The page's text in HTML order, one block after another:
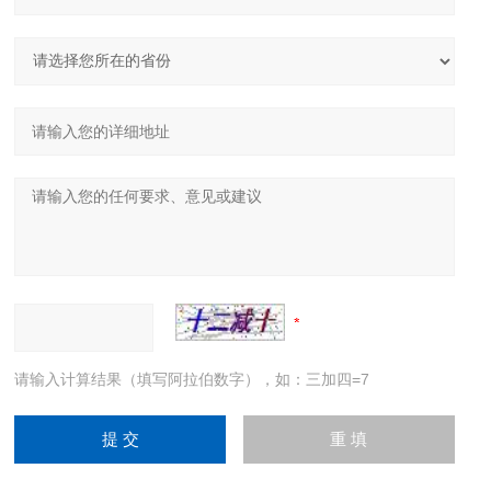
请输入计算结果（填写阿拉伯数字），如：三加四=7